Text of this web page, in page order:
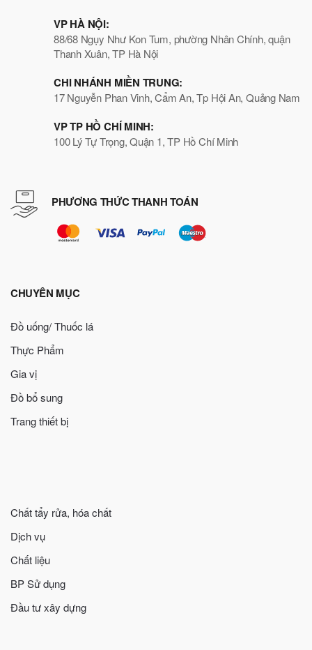
VP HÀ NỘI:
88/68 Ngụy Như Kon Tum, phường Nhân Chính, quận
Thanh Xuân, TP Hà Nội
CHI NHÁNH MIỀN TRUNG:
17 Nguyễn Phan Vinh, Cẩm An, Tp Hội An, Quảng Nam
VP TP HỒ CHÍ MINH:
100 Lý Tự Trọng, Quận 1, TP Hồ Chí Minh
PHƯƠNG THỨC THANH TOÁN
CHUYÊN MỤC
Đồ uống/ Thuốc lá
Thực Phẩm
Gia vị
Đồ bổ sung
Trang thiết bị
Chất tẩy rửa, hóa chất
Dịch vụ
Chất liệu
BP Sử dụng
Đầu tư xây dựng